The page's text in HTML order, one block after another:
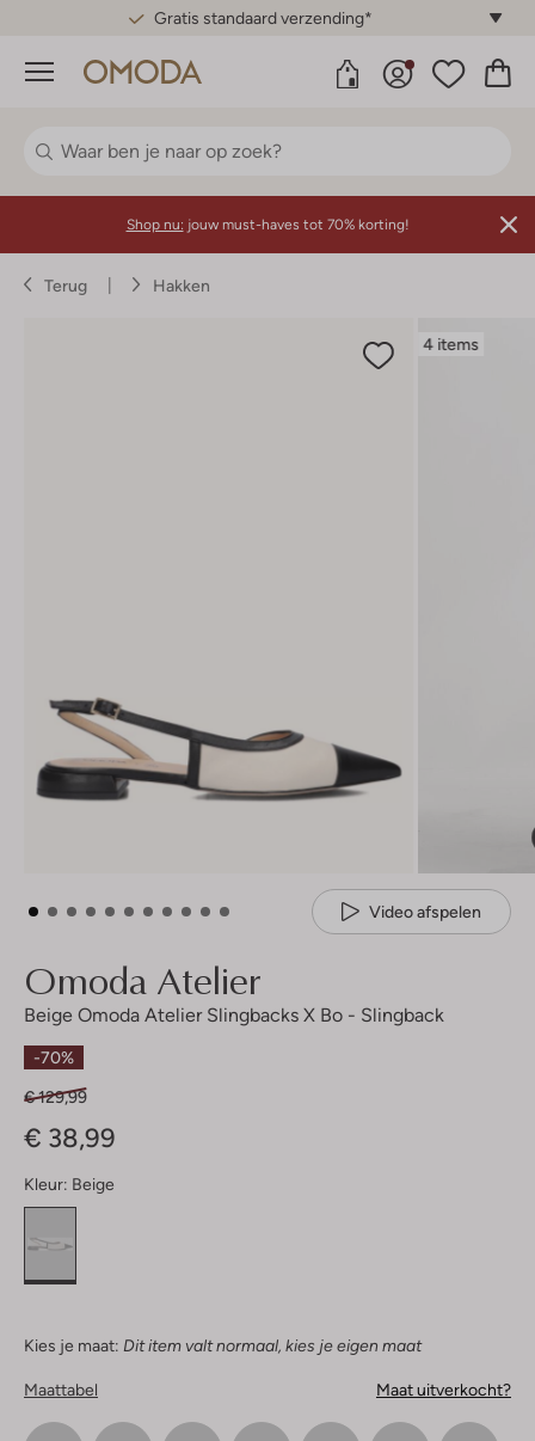
Gratis standaard verzending*
Menu
Shop nu: jouw must-haves tot 70% korting!
Terug Hakken
4 items
Video afspelen
Omoda Atelier
Beige Omoda Atelier Slingbacks X Bo - Slingback
-70%
€ 129,99
€ 38,99
Kleur: Beige
Kies je maat: Dit item valt normaal, kies je eigen maat
Maattabel Maat uitverkocht?